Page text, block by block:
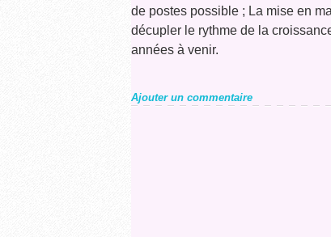
de postes possible ; La mise en
décupler le rythme de la
années à venir.
Ajouter un commentaire